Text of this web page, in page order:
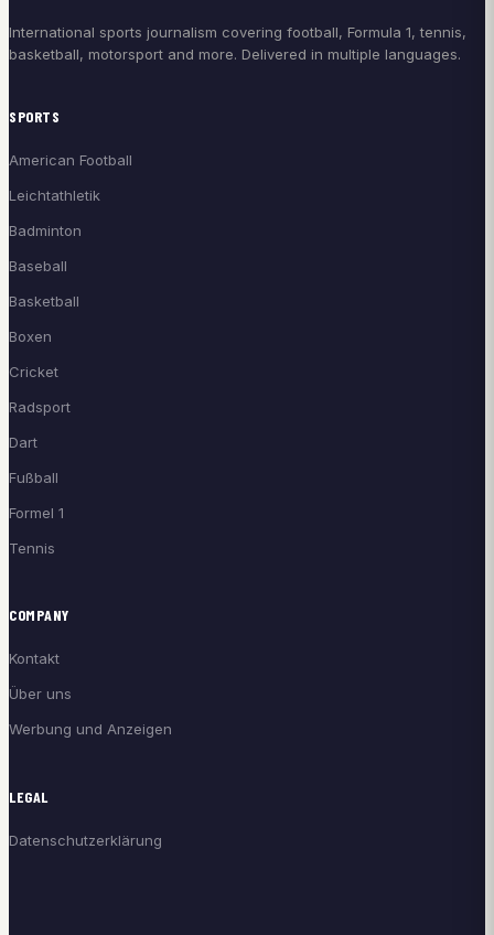
International sports journalism covering football, Formula 1, tennis,
basketball, motorsport and more. Delivered in multiple languages.
SPORTS
American Football
Leichtathletik
Badminton
Baseball
Basketball
Boxen
Cricket
Radsport
Dart
Fußball
Formel 1
Tennis
COMPANY
Kontakt
Über uns
Werbung und Anzeigen
LEGAL
Datenschutzerklärung